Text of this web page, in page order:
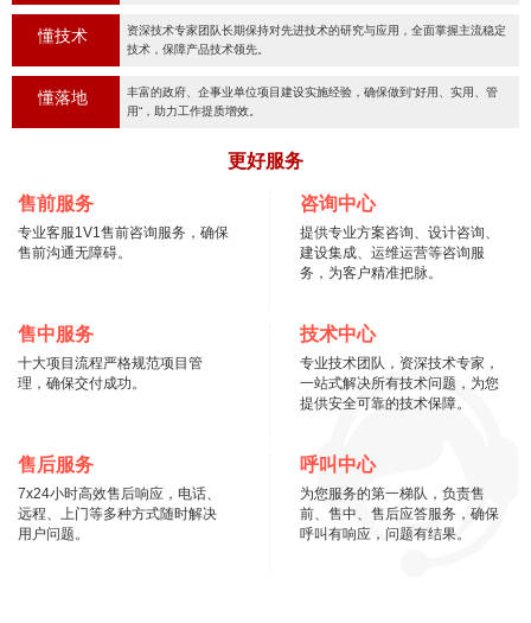
懂技术
资深技术专家团队长期保持对先进技术的研究与应用，全面掌握主流稳定
技术，保障产品技术领先。
懂落地
丰富的政府、企事业单位项目建设实施经验，确保做到“好用、实用、管
用“，助力工作提质增效。
更好服务
售前服务
专业客服1V1售前咨询服务，确保
售前沟通无障碍。
咨询中心
提供专业方案咨询、设计咨询、
建设集成、运维运营等咨询服
务，为客户精准把脉。
售中服务
十大项目流程严格规范项目管
理，确保交付成功。
技术中心
专业技术团队，资深技术专家，
一站式解决所有技术问题，为您
提供安全可靠的技术保障。
售后服务
7x24小时高效售后响应，电话、
远程、上门等多种方式随时解决
用户问题。
呼叫中心
为您服务的第一梯队，负责售
前、售中、售后应答服务，确保
呼叫有响应，问题有结果。